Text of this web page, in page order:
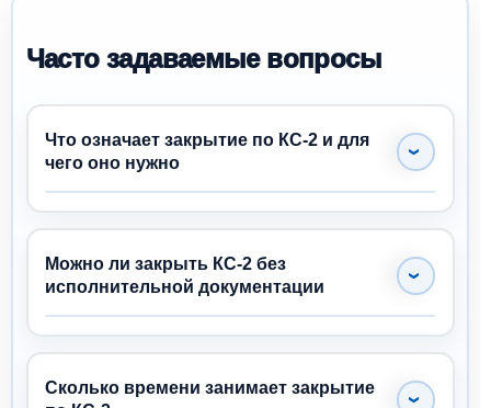
Часто задаваемые вопросы
Что означает закрытие по КС-2 и для
чего оно нужно
Закрытие по КС-2 — это оформление и
согласование актов выполненных работ для
подтверждения фактических объемов,
расчетов с заказчиком и дальнейшей оплаты
Можно ли закрыть КС-2 без
исполнительной документации
Нет, без исполнительной документации и
подтверждающих актов КС-2, как правило, не
принимается заказчиком или технадзором и
Сколько времени занимает закрытие